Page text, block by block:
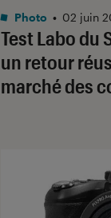
Test Labo du
un retour
marché des
Noté 5
Photo • 02 juin